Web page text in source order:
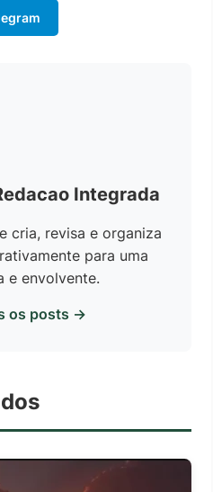
Integrada
cria, revisa e organiza
para uma
e envolvente.
os posts →